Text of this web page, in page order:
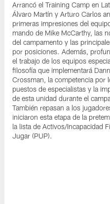
Arrancó el Training Camp en
Álvaro Martín y Arturo Carlos
primeras impresiones del
mando de Mike McCarthy, las
del campamento y las
por posiciones. Además,
el trabajo de los equipos
filosofía que implementará
Crossman, la competencia por
puestos de especialistas y la
de esta unidad durante el
También repasan a los
iniciaron esta etapa de la
la lista de Activos/Incapacidad
Jugar (PUP).